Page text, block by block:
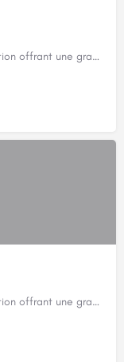
Couche-Tard est un magasin d’accommodation offrant une grande variété de produits pour les gens pressés.…
Couche-Tard est un magasin d’accommodation offrant une grande variété de produits pour les gens pressés.…